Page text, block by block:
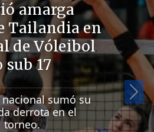
amarga
Tailandia en
de Vóleibol
17
sumó su
derrota en el
torneo.